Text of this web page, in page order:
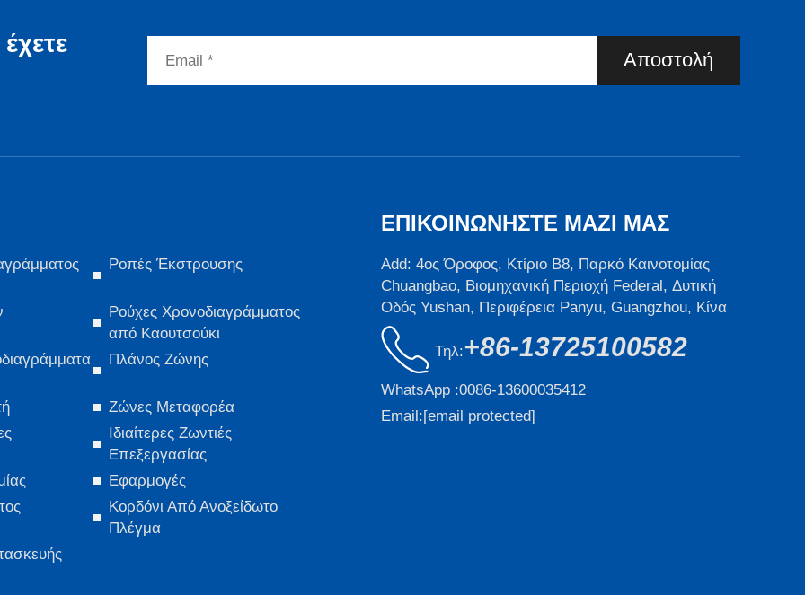
Αποστολή
Ροπές Έκστρουσης
Ρούχες Χρονοδιαγράμματος
από Καουτσούκι
Πλάνος Ζώνης
Ζώνες Μεταφορέα
Ιδιαίτερες Ζωντιές
Επεξεργασίας
Εφαρμογές
Κορδόνι Από Ανοξείδωτο
Πλέγμα
ΕΠΙΚΟΙΝΩΝΉΣΤΕ ΜΑΖΊ ΜΑΣ
Add: 4ος Όροφος, Κτίριο B8, Παρκό Καινοτομίας
Chuangbao, Βιομηχανική Περιοχή Federal, Δυτική
Οδός Yushan, Περιφέρεια Panyu, Guangzhou, Κίνα
Τηλ:+86-13725100582
WhatsApp :0086-13600035412
Email:[email protected]